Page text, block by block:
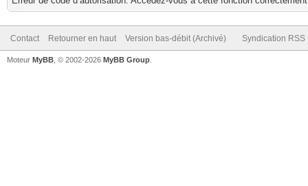
Contact Retourner en haut Version bas-débit (Archivé) Syndication RSS
Moteur MyBB , © 2002-2026 MyBB Group